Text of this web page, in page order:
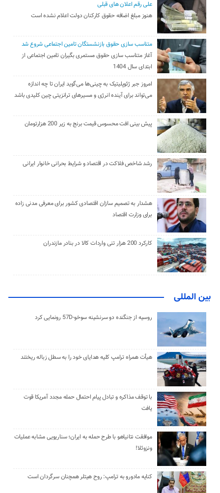
علی رقم اعلان های قبلی
هنوز مبلغ اضافه حقوق کارکنان دولت اعلام نشده است
متناسب سازی حقوق بازنشستگان تامین اجتماعی شروع شد
آغاز متناسب سازی حقوق مستمری بگیران تامین اجتماعی از
ابتدای سال 1404
امروز جبر ژئوپلیتیک به چینی‌ها می‌گوید ایران تا چه اندازه
می‌تواند برای آینده انرژی و مسیرهای ترانزیتی چین کلیدی باشد
پیش بینی افت محسوس قیمت برنج به زیر 200 هزارتومان
رشد شاخص فلاکت در اقتصاد و شرایط بحرانی خانوار ایرانی
هشدار به تصمیم سازان اقتصادی کشور برای معرفی مدنی زاده
برای وزارت اقتصاد
کارکرد 200 هزار تنی واردات کالا در بنادر مازندران
بین المللی
روسیه از جنگنده دو سرنشینه سوخو-57D رونمایی کرد
هیأت همراه ترامپ کلیه هدایای خود را به سطل زباله ریختند
با توقف مذاکره و تبادل پیام احتمال حمله مجدد آمریکا قوت
یافت
موافقت نتانیاهو با طرح حمله به ایران؛ سناریویی مشابه عملیات
ونزوئلا!
کنایه مادورو به ترامپ: روح هیتلر همچنان سرگردان است